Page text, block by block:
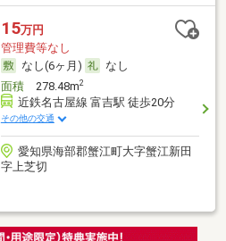
15万円
管理費等なし
なし(6ヶ月)
なし
面積278.48m2
近鉄名古屋線 富吉駅 徒歩20分
その他の交通
愛知県海部郡蟹江町大字蟹江新田
字上芝切